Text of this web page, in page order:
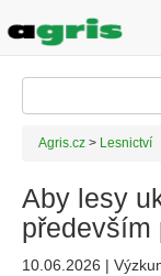
Agris.cz > Lesnictví
Aby lesy
především
10.06.2026 |